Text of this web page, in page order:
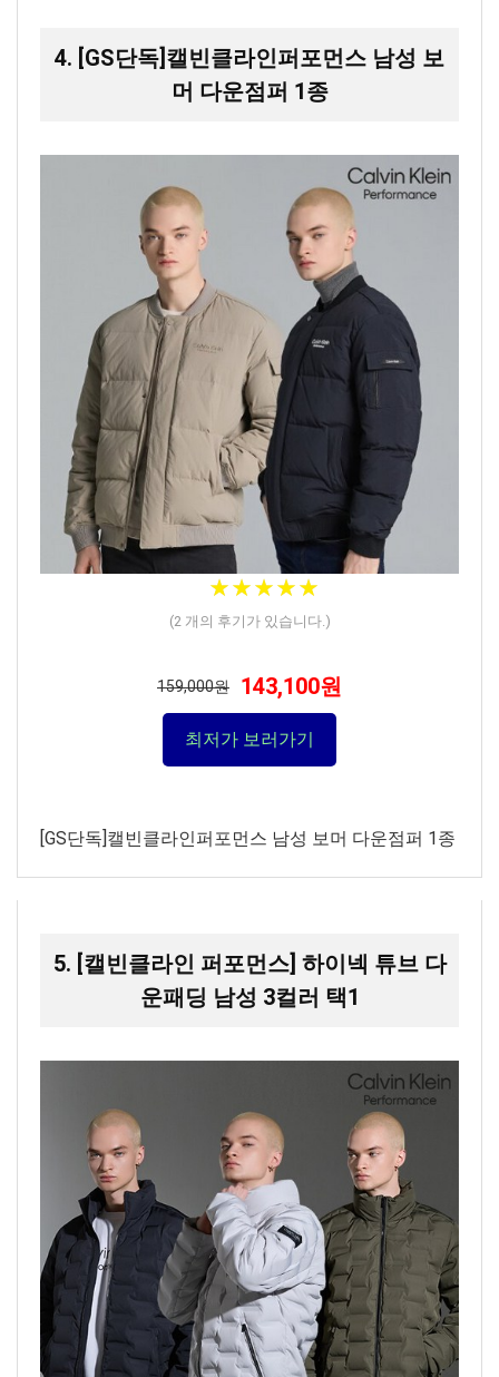
4. [GS단독]캘빈클라인퍼포먼스 남성 보
머 다운점퍼 1종
★★★★★
★★★★★
(2개의 후기가 있습니다.)
159,000원 143,100원
최저가 보러가기
[GS단독]캘빈클라인퍼포먼스 남성 보머 다운점퍼 1종
5. [캘빈클라인 퍼포먼스] 하이넥 튜브 다
운패딩 남성 3컬러 택1